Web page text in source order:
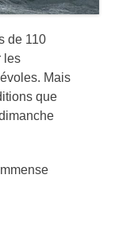
de 110
les
Mais
que